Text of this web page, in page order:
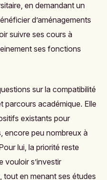
en demandant un
d’aménagements
suivre ses cours à
ses fonctions
sur la compatibilité
parcours académique. Elle
existants pour
encore peu nombreux à
lui, la priorité reste
vouloir s’investir
tout en menant ses études